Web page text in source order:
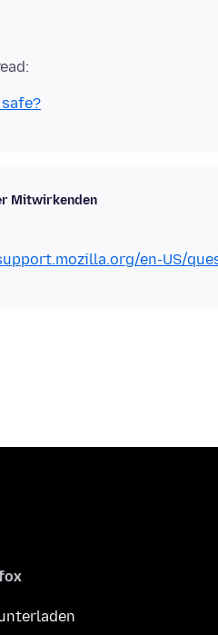
Mitwirkenden
en-US/